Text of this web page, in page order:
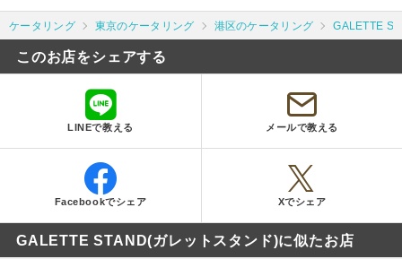
ケータリング 東京のケータリング 港区のケータリング GALETTE
このお店をシェアする
LINEで教える メールで教える
Facebookでシェア Xでシェア
GALETTE STAND(ガレットスタンド)に似たお店